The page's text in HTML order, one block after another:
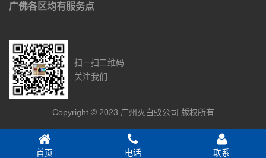
广佛各区均有服务点
扫一扫二维码
关注我们
Copyright © 2023 广州灭白蚁公司 版权所有
首页 电话 联系